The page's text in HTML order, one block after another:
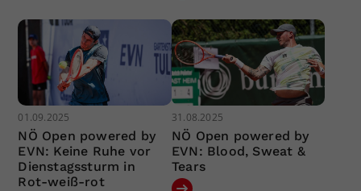
01.09.2025
NÖ Open powered by
EVN: Keine Ruhe vor
Dienstagssturm in
Rot-weiß-rot
31.08.2025
NÖ Open powered by
EVN: Blood, Sweat &
Tears